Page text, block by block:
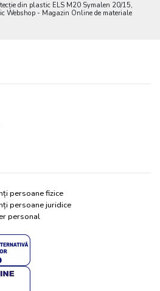
din plastic ELS M20 Symalen 20/15,
Webshop - Magazin Online de materiale
persoane fizice
persoane juridice
personal